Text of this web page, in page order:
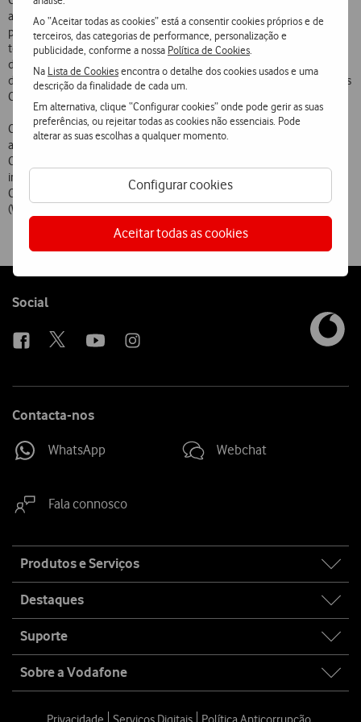
Ao “Aceitar todas as cookies” está a consentir cookies próprios e de
terceiros, das categorias de performance, personalização e
publicidade, conforme a nossa Política de Cookies
Na Lista de Cookiesencontra o detalhe dos cookies usados e uma
descrição da finalidade de cada um.
Em alternativa, clique “Configurar cookies” onde pode gerir as suas
preferências, ou rejeitar todas as cookies não essenciais. Pode
alterar as suas escolhas a qualquer momento.
Configurar cookies
Aceitar todas as cookies
assistente virtual RED no seu site em www.vodafone.pt. O RED é o
primeiro avatar no mercado das telecomunicações em Portugal e
tem por objectivo auxiliar a navegação no site, permitindo pesquisar
de forma interactiva e animada os conteúdos requisitados, para além
de responder de forma rápida e directa às questões mais comuns dos
Clientes da Vodafone.
Com estes serviços pioneiros no mercado português, a Vodafone vai
ao encontro da evolução do mercado e das necessidades dos seus
Clientes, reforçando o conjunto de ferramentas de Apoio a Clientes
introduzidas ao longo dos anos: E-mail, IVR, Internet, Videochamada,
Canal SMS, Suporte Online (chat), Apoio a Clientes no Telemóvel
(WAP, 360, iPhone) e RED (assistente virtual).
Follow
Social
Contacta-nos
WhatsApp Webchat
Fala connosco
map
Produtos e Serviços
Destaques
Suporte
Sobre a Vodafone